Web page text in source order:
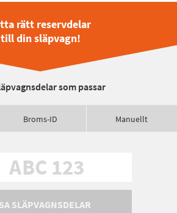
rätt reservdelar
till din släpvagn!
som passar
Broms-ID Manuellt
SLÄPVAGNSDELAR